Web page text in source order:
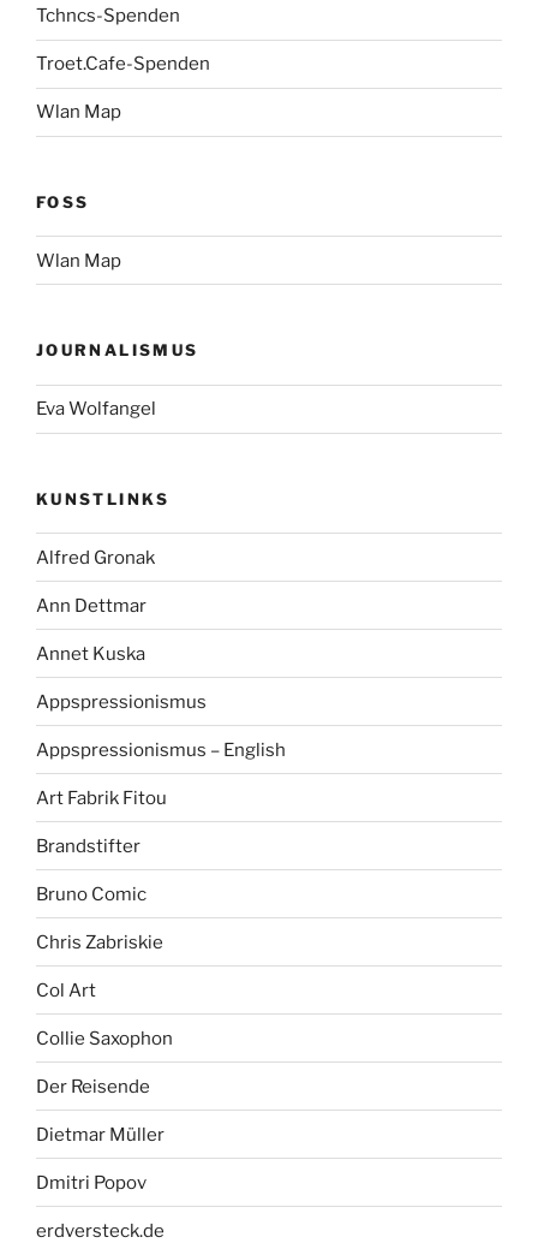
Tchncs-Spenden
Troet.Cafe-Spenden
Wlan Map
FOSS
Wlan Map
JOURNALISMUS
Eva Wolfangel
KUNSTLINKS
Alfred Gronak
Ann Dettmar
Annet Kuska
Appspressionismus
Appspressionismus – English
Art Fabrik Fitou
Brandstifter
Bruno Comic
Chris Zabriskie
Col Art
Collie Saxophon
Der Reisende
Dietmar Müller
Dmitri Popov
erdversteck.de